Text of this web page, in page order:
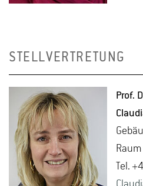
STELLVERTRETUNG
Prof.
Tel.